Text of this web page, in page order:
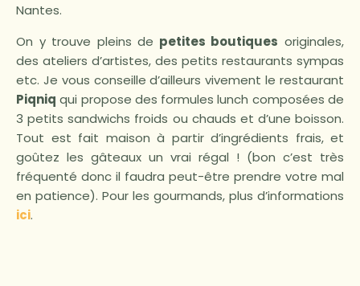
Nantes.
On y trouve pleins de petites boutiques originales,
des ateliers d’artistes, des petits restaurants sympas
etc. Je vous conseille d’ailleurs vivement le restaurant
Piqniq qui propose des formules lunch composées de
3 petits sandwichs froids ou chauds et d’une boisson.
Tout est fait maison à partir d’ingrédients frais, et
goûtez les gâteaux un vrai régal ! (bon c’est très
fréquenté donc il faudra peut-être prendre votre mal
en patience). Pour les gourmands, plus d’informations
ici.